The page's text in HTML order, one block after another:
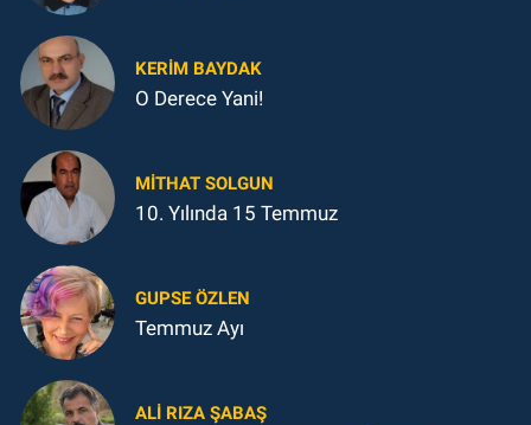
KERIM BAYDAK
O Derece Yani!
MITHAT SOLGUN
10. Yılında 15 Temmuz
GUPSE ÖZLEN
Temmuz Ayı
ALI RIZA ŞABAŞ